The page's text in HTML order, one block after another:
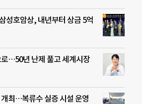
성호암상, 내년부터 상금 5억
로…50년 난제 풀고 세계시장
최…복류수 실증 시설 운영